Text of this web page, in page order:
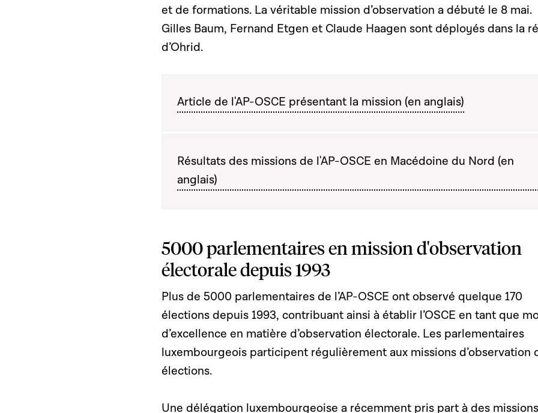
et de formations. La véritable mission d’observation a débuté le 8 mai.
Gilles Baum, Fernand Etgen et Claude Haagen sont déployés dans la
d’Ohrid.
Article de l'AP-OSCE présentant la mission (en anglais)
Résultats des missions de l'AP-OSCE en Macédoine du Nord (en
anglais)
5000 parlementaires en mission d'observation
électorale depuis 1993
Plus de 5000 parlementaires de l’AP-OSCE ont observé quelque 170
élections depuis 1993, contribuant ainsi à établir l’OSCE en tant que
d’excellence en matière d’observation électorale. Les parlementaires
luxembourgeois participent régulièrement aux missions d’observation
élections.
Une délégation luxembourgeoise a récemment pris part à des missions